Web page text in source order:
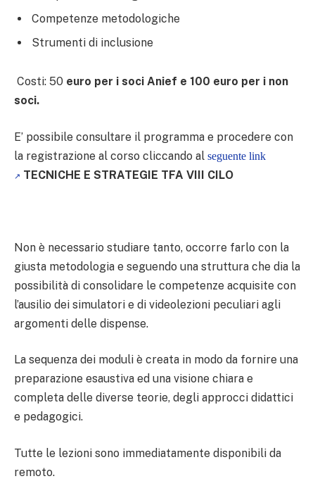
Competenze metodologiche
Strumenti di inclusione
Costi: 50 euro per i soci Anief e 100 euro per i non
soci.
E’ possibile consultare il programma e procedere con
la registrazione al corso cliccando al seguente link
TECNICHE E STRATEGIE TFA VIII CILO
Non è necessario studiare tanto, occorre farlo con la
giusta metodologia e seguendo una struttura che dia la
possibilità di consolidare le competenze acquisite con
l’ausilio dei simulatori e di videolezioni peculiari agli
argomenti delle dispense.
La sequenza dei moduli è creata in modo da fornire una
preparazione esaustiva ed una visione chiara e
completa delle diverse teorie, degli approcci didattici
e pedagogici.
Tutte le lezioni sono immediatamente disponibili da
remoto.